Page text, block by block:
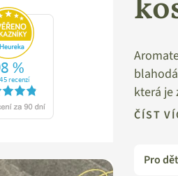
která je
tomu
ČÍST
Pro